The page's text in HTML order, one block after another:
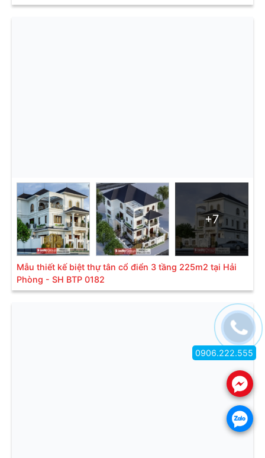
+7
Mẫu thiết kế biệt thự tân cổ điển 3 tầng 225m2 tại Hải
Phòng - SH BTP 0182
.
.
0906.222.555